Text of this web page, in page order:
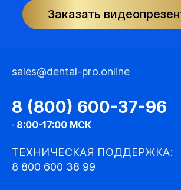
Заказать
sales@dental-pro.online
8 (800) 600-37-96
· 8:00-17:00 МСК
ТЕХНИЧЕСКАЯ ПОДДЕРЖКА:
8 800 600 38 99